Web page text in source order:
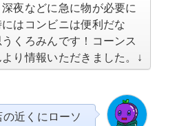
夜などに急に物が必要に
はコンビニは便利だな
うくろみんです！コーンス
り情報いただきました。↓
近くにローソ